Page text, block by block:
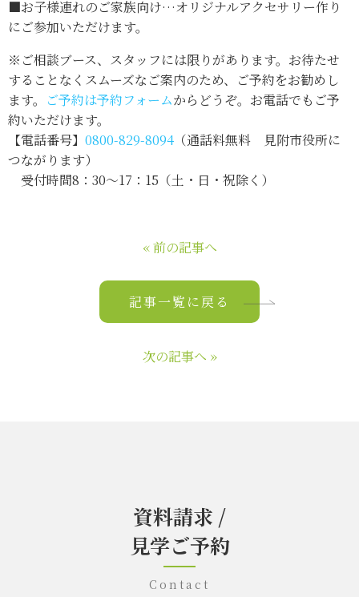
■お子様連れのご家族向け…オリジナルアクセサリー作り
にご参加いただけます。
※ご相談ブース、スタッフには限りがあります。お待たせ
することなくスムーズなご案内のため、ご予約をお勧めし
ます。
ご予約は予約フォームからどうぞ。お電話でもご予
約いただけます。
【電話番号】 0800-829-8094 （通話料無料 見附市役所に
つながります）
受付時間8：30～17：15（土・日・祝除く）
« 前の記事へ
記事一覧に戻る
次の記事へ »
資料請求 /
見学ご予約
Contact